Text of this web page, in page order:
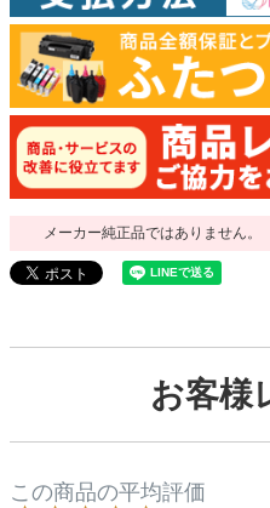
メーカー純正品ではありません。
お客様